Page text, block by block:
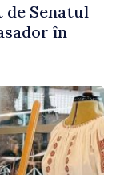
Senatul
în